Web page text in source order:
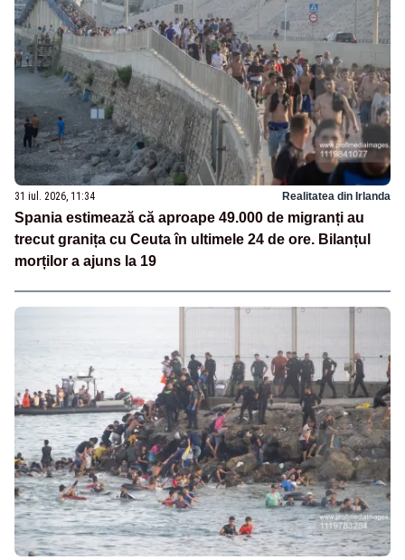
31 iul. 2026, 11:34 Realitatea din Irlanda
Spania estimează că aproape 49.000 de migranți au
trecut granița cu Ceuta în ultimele 24 de ore. Bilanțul
morților a ajuns la 19